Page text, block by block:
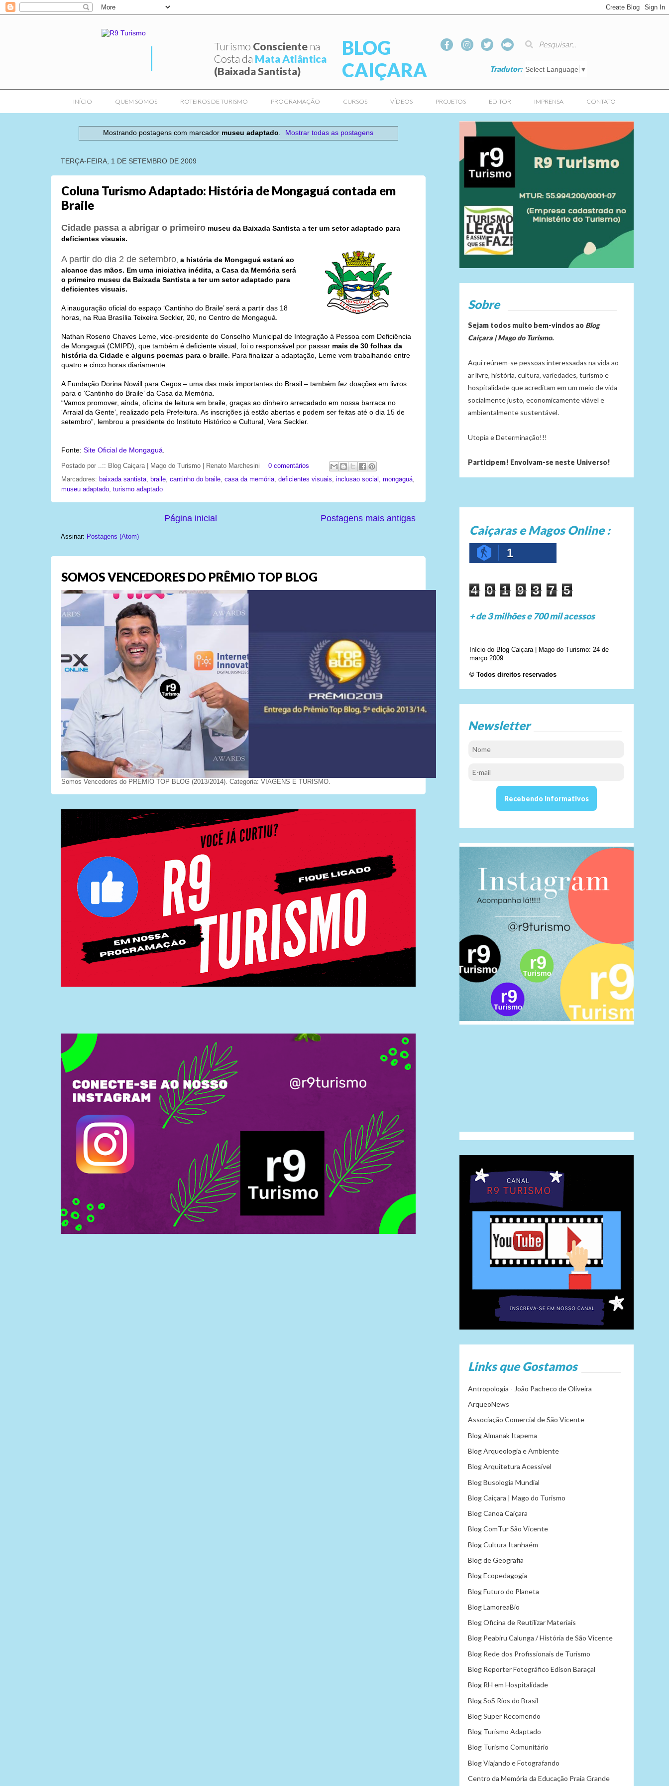
Turismo Consciente na
Costa da Mata Atlântica
(Baixada Santista)
BLOG
CAIÇARA
Select Language ▼
Tradutor:
INÍCIO QUEM SOMOS ROTEIROS DE TURISMO PROGRAMAÇÃO CURSOS VÍDEOS PROJETOS EDITOR IMPRENSA CONTATO
Mostrando postagens com marcador museu adaptado Mostrar todas as postagens
TERÇA-FEIRA, 1 DE SETEMBRO DE 2009
Coluna Turismo Adaptado: História de Mongaguá contada em
Braile
Cidade passa a abrigar o primeiro museu da Baixada Santista a ter um setor adaptado para
deficientes visuais.
A partir do dia 2 de setembro a história de Mongaguá estará ao
alcance das mãos. Em uma iniciativa inédita, a Casa da Memória será
o primeiro museu da Baixada Santista a ter um setor adaptado para
deficientes visuais.
A inauguração oficial do espaço ‘Cantinho do Braile’ será a partir das 18
horas, na Rua Brasília Teixeira Seckler, 20, no Centro de Mongaguá.
Nathan Roseno Chaves Leme, vice-presidente do Conselho Municipal de Integração à Pessoa com Deficiência
de Mongaguá (CMIPD), que também é deficiente visual, foi o responsável por passar mais de 30 folhas da
história da Cidade e alguns poemas para o braile . Para finalizar a adaptação, Leme vem trabalhando entre
quatro e cinco horas diariamente.
A Fundação Dorina Nowill para Cegos – uma das mais importantes do Brasil – também fez doações em livros
para o ‘Cantinho do Braile’ da Casa da Memória.
“Vamos promover, ainda, oficina de leitura em braile, graças ao dinheiro arrecadado em nossa barraca no
‘Arraial da Gente’, realizado pela Prefeitura. As inscrições já estão abertas e podem ser feitas até o dia 15 de
setembro”, lembrou a presidente do Instituto Histórico e Cultural, Vera Seckler.
Fonte: Site Oficial de Mongaguá
Postado por ..:: Blog Caiçara | Mago do Turismo | Renato Marchesini
0 comentários
Marcadores: baixada santista braile cantinho do braile casa da memória deficientes visuais inclusao social mongaguá
museu adaptado turismo adaptado
Postagens mais antigas
Página inicial
Assinar: Postagens (Atom)
SOMOS VENCEDORES DO PRÊMIO TOP BLOG
Somos Vencedores do PRÊMIO TOP BLOG (2013/2014). Categoria: VIAGENS E TURISMO.
Sobre
Sejam todos muito bem-vindos ao Blog
Caiçara | Mago do Turismo.
Aqui reúnem-se pessoas interessadas na vida ao
ar livre, história, cultura, variedades, turismo e
hospitalidade que acreditam em um meio de vida
socialmente justo, economicamente viável e
ambientalmente sustentável.
Utopia e Determinação!!!
Participem! Envolvam-se neste Universo!
Caiçaras e Magos Online :
1
4 0 1 9 3 7 5
+ de 3 milhões e 700 mil acessos
Início do Blog Caiçara | Mago do Turismo: 24 de
março 2009
© Todos direitos reservados
Newsletter
Links que Gostamos
Antropologia - João Pacheco de Oliveira
ArqueoNews
Associação Comercial de São Vicente
Blog Almanak Itapema
Blog Arqueologia e Ambiente
Blog Arquitetura Acessível
Blog Busologia Mundial
Blog Caiçara | Mago do Turismo
Blog Canoa Caiçara
Blog ComTur São Vicente
Blog Cultura Itanhaém
Blog de Geografia
Blog Ecopedagogia
Blog Futuro do Planeta
Blog LamoreaBio
Blog Oficina de Reutilizar Materiais
Blog Peabiru Calunga / História de São Vicente
Blog Rede dos Profissionais de Turismo
Blog Reporter Fotográfico Edison Baraçal
Blog RH em Hospitalidade
Blog SoS Rios do Brasil
Blog Super Recomendo
Blog Turismo Adaptado
Blog Turismo Comunitário
Blog Viajando e Fotografando
Centro da Memória da Educação Praia Grande